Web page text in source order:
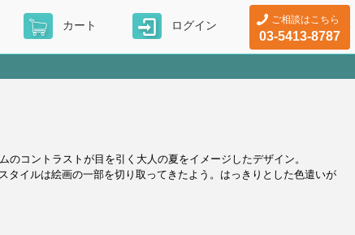
ご相談はこちら
03-5413-8787
カート ログイン
コントラストが目を引く大人の夏をイメージしたデザイン。
タイルは絵画の一部を切り取ってきたよう。はっきりとした色遣いが